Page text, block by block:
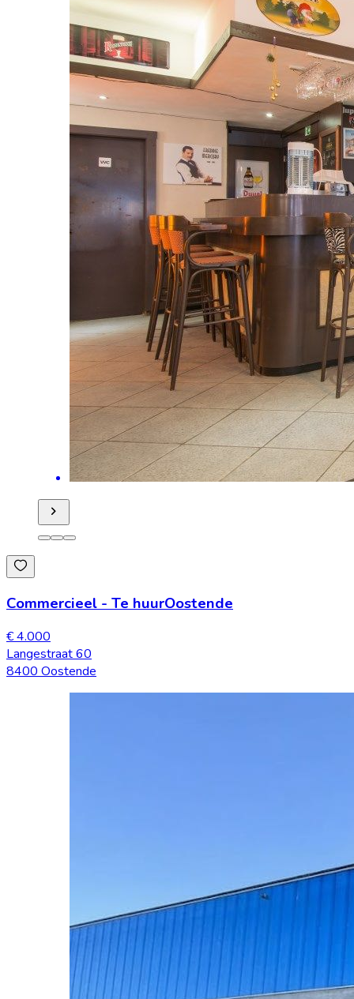
Commercieel - Te huurOostende
€ 4.000
Langestraat 60
8400 Oostende